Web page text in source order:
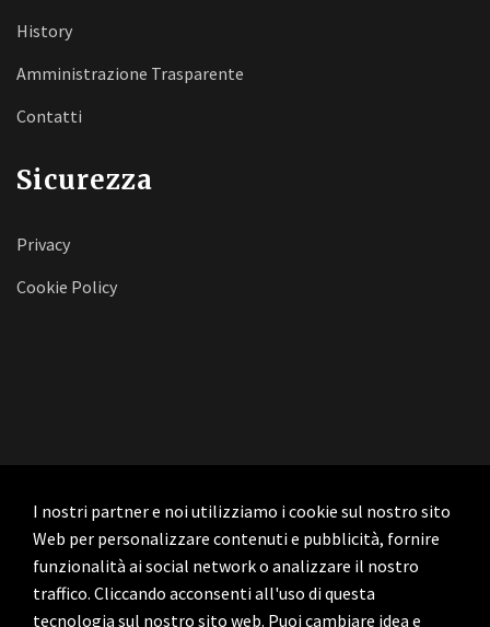
I nostri partner e noi utilizziamo i cookie sul nostro sito
Web per personalizzare contenuti e pubblicità, fornire
funzionalità ai social network o analizzare il nostro
traffico. Cliccando acconsenti all'uso di questa
tecnologia sul nostro sito web. Puoi cambiare idea e
History
Amministrazione Trasparente
Contatti
Sicurezza
Privacy
Cookie Policy